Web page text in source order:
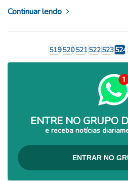
Continuar lendo
519520521522523524
ENTRE NO GRUPO
e receba notícias
ENTRAR NO